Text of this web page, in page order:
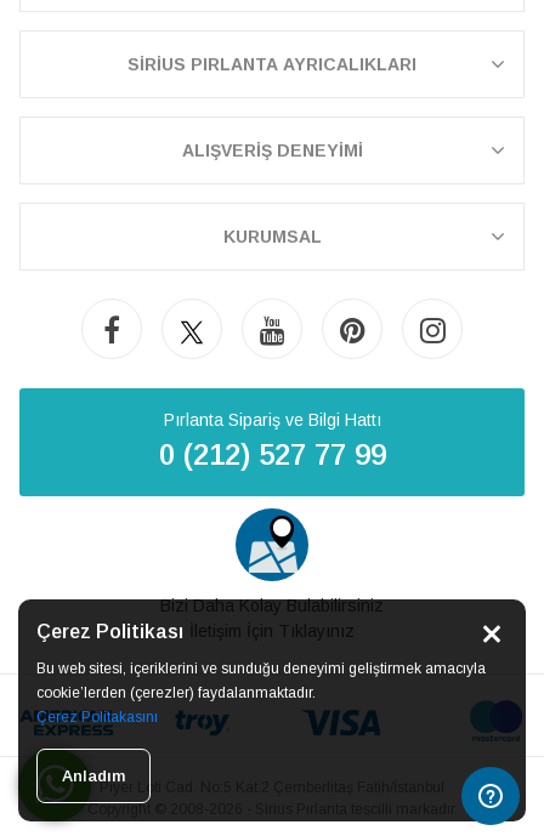
Çerez Politikası
Bu web sitesi, içeriklerini ve sunduğu deneyimi geliştirmek amacıyla
cookie’lerden (çerezler) faydalanmaktadır.
Çerez Politakasını
Anladım
SİRİUS PIRLANTA AYRICALIKLARI
ALIŞVERİŞ DENEYİMİ
KURUMSAL
Pırlanta Sipariş ve Bilgi Hattı
0 (212) 527 77 99
Bizi Daha Kolay Bulabilirsiniz
İletişim İçin Tıklayınız